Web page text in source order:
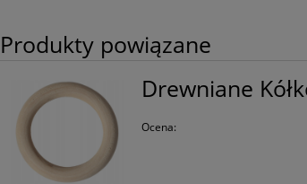
Produkty powiązane
Drewniane
Ocena: